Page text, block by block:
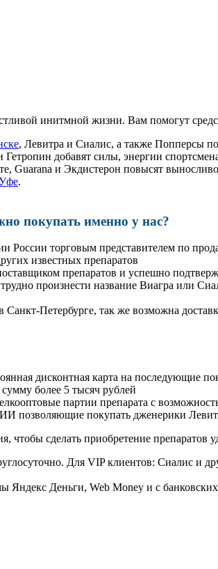
инитмной жизни. Вам помогут
, Левитра и Сиалис, а также Попперсы
добавят силы, энергии
Guarana и Экдистерон повысят
.
покупать именно у нас?
торговым представителем по
известных препаратов
препаратов и успешно
произнести название Виагра или
Петербурге, так же возможна
дисконтная карта на последующие
сумму более 5 тысяч рублей
партии препарата с
позволяющие покупать дженерики
сделать приобретение препаратов
Для VIP клиентов: Сиалис и
Яндекс Деньги, Web Money и с